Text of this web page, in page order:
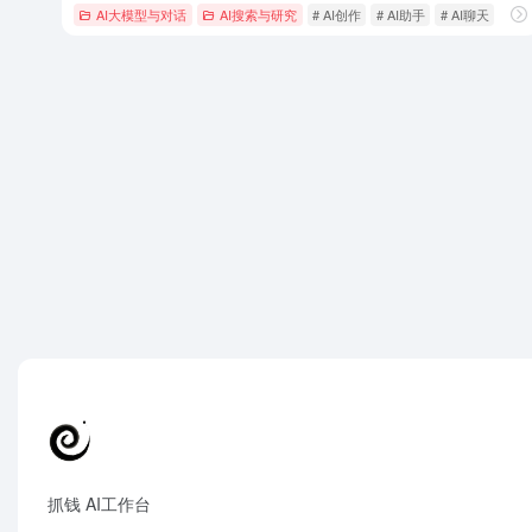
AI大模型与对话 AI搜索与研究 # AI创作 # AI助手 # AI聊天
抓钱 AI工作台